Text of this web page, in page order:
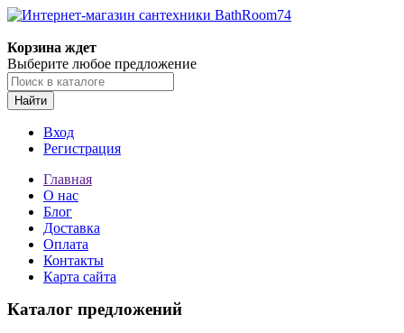
Корзина ждет
Выберите любое предложение
Найти
Вход
Регистрация
Главная
О нас
Блог
Доставка
Оплата
Контакты
Карта сайта
Каталог предложений